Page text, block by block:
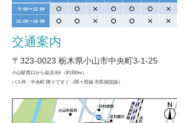
​交通案内
〒323-0023 栃木県小山市中央町3-1-25
小山駅西口から徒歩3分（約350m）
バス停・中央町 降りてすぐ（間々田線 市民病院線）